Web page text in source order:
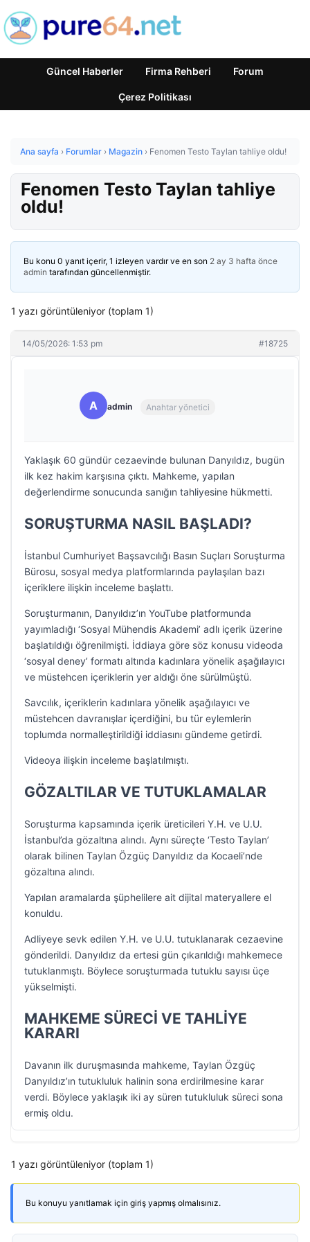
Güncel Haberler Firma Rehberi Forum
Çerez Politikası
Ana sayfa › Forumlar › Magazin › Fenomen Testo Taylan tahliye oldu!
Fenomen Testo Taylan tahliye
oldu!
Bu konu 0 yanıt içerir, 1 izleyen vardır ve en son 2 ay 3 hafta önce
admin tarafından güncellenmiştir.
1 yazı görüntüleniyor (toplam 1)
14/05/2026: 1:53 pm #18725
A admin Anahtar yönetici
Yaklaşık 60 gündür cezaevinde bulunan Danyıldız, bugün
ilk kez hakim karşısına çıktı. Mahkeme, yapılan
değerlendirme sonucunda sanığın tahliyesine hükmetti.
SORUŞTURMA NASIL BAŞLADI?
İstanbul Cumhuriyet Başsavcılığı Basın Suçları Soruşturma
Bürosu, sosyal medya platformlarında paylaşılan bazı
içeriklere ilişkin inceleme başlattı.
Soruşturmanın, Danyıldız’ın YouTube platformunda
yayımladığı ‘Sosyal Mühendis Akademi’ adlı içerik üzerine
başlatıldığı öğrenilmişti. İddiaya göre söz konusu videoda
‘sosyal deney’ formatı altında kadınlara yönelik aşağılayıcı
ve müstehcen içeriklerin yer aldığı öne sürülmüştü.
Savcılık, içeriklerin kadınlara yönelik aşağılayıcı ve
müstehcen davranışlar içerdiğini, bu tür eylemlerin
toplumda normalleştirildiği iddiasını gündeme getirdi.
Videoya ilişkin inceleme başlatılmıştı.
GÖZALTILAR VE TUTUKLAMALAR
Soruşturma kapsamında içerik üreticileri Y.H. ve U.U.
İstanbul’da gözaltına alındı. Aynı süreçte ‘Testo Taylan’
olarak bilinen Taylan Özgüç Danyıldız da Kocaeli’nde
gözaltına alındı.
Yapılan aramalarda şüphelilere ait dijital materyallere el
konuldu.
Adliyeye sevk edilen Y.H. ve U.U. tutuklanarak cezaevine
gönderildi. Danyıldız da ertesi gün çıkarıldığı mahkemece
tutuklanmıştı. Böylece soruşturmada tutuklu sayısı üçe
yükselmişti.
MAHKEME SÜRECİ VE TAHLİYE
KARARI
Davanın ilk duruşmasında mahkeme, Taylan Özgüç
Danyıldız’ın tutukluluk halinin sona erdirilmesine karar
verdi. Böylece yaklaşık iki ay süren tutukluluk süreci sona
ermiş oldu.
1 yazı görüntüleniyor (toplam 1)
Bu konuyu yanıtlamak için giriş yapmış olmalısınız.